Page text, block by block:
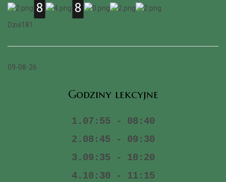
Dziś181
09-08-26
Godziny lekcyjne
1.07:55 - 08:40
2.08:45 - 09:30
3.09:35 - 10:20
4.10:30 - 11:15